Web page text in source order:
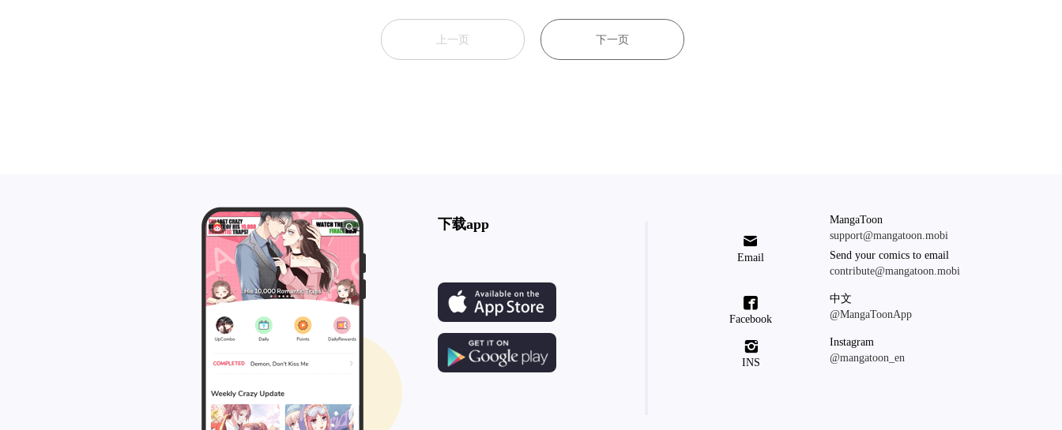
上一页 下一页
下载app

Email
MangaToon
support@mangatoon.mobi
Send your comics to email
contribute@mangatoon.mobi

Facebook
中文
@MangaToonApp

INS
Instagram
@mangatoon_en